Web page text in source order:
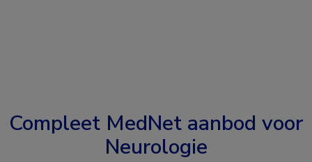
Compleet MedNet aanbod voor
Neurologie